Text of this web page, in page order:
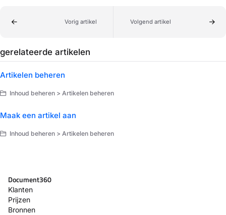
Vorig artikel Volgend artikel
gerelateerde artikelen
Artikelen beheren
Inhoud beheren > Artikelen beheren
Maak een artikel aan
Inhoud beheren > Artikelen beheren
Document360
Klanten
Prijzen
Bronnen